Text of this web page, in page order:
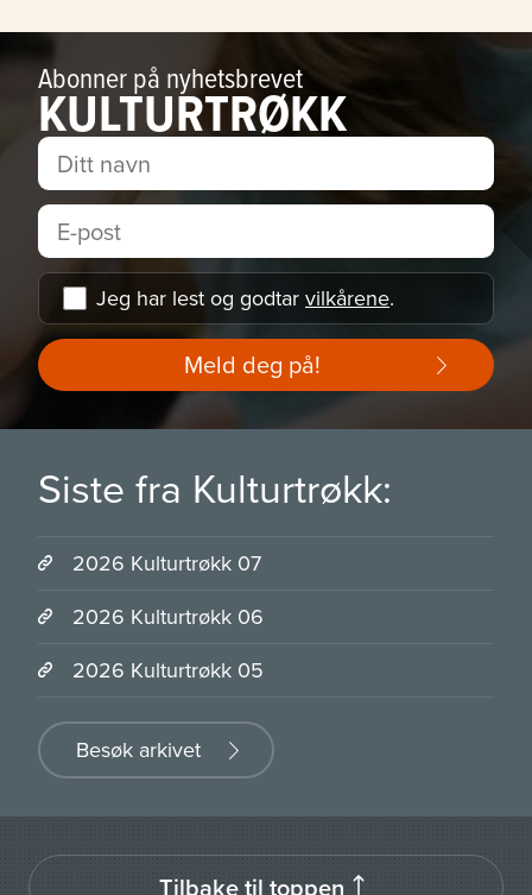
Abonner på nyhetsbrevet
KULTURTRØKK
Jeg har lest og godtar vilkårene.
Meld deg på!
Siste fra Kulturtrøkk:
2026 Kulturtrøkk 07
2026 Kulturtrøkk 06
2026 Kulturtrøkk 05
Besøk arkivet
Tilbake til toppen